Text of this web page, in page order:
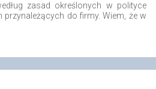
zasad określonych w polityce
do firmy. Wiem, że w